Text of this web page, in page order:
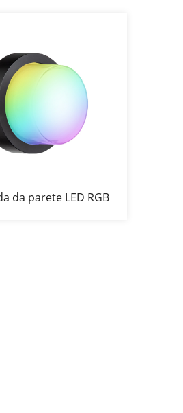
da parete LED RGB